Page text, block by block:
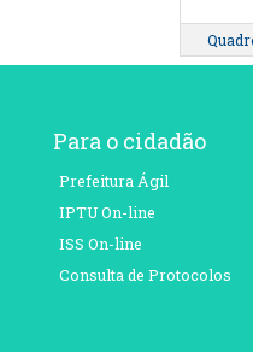
Para o cidadão
Prefeitura Ágil
IPTU On-line
ISS On-line
Consulta de Protocolos